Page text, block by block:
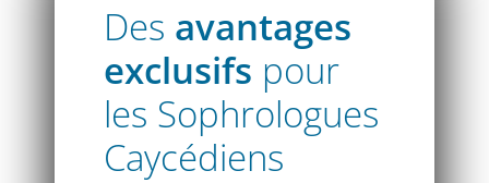
Des avantages
exclusifs pour
les Sophrologues
Caycédiens